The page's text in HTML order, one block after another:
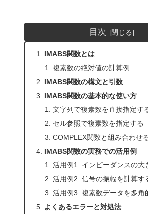
目次
IMABS関数とは
複素数の絶対値の計算例
IMABS関数の構文と引数
IMABS関数の基本的な使い方
文字列で複素数を直接指定す
セル参照で複素数を指定する
COMPLEX関数と組み合わせる
IMABS関数の実務での活用例
活用例1: インピーダンスの大
活用例2: 信号の振幅を計算す
活用例3: 複素数データを多角
よくあるエラーと対処法